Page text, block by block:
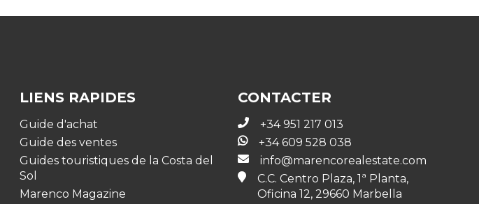
LIENS RAPIDES
Guide d'achat
Guide des ventes
Guides touristiques de la Costa del
Sol
Marenco Magazine
CONTACTER
+34 951 217 013
+34 609 528 038
info@marencorealestate.com
C.C. Centro Plaza, 1ª Planta,
Oficina 12, 29660 Marbella